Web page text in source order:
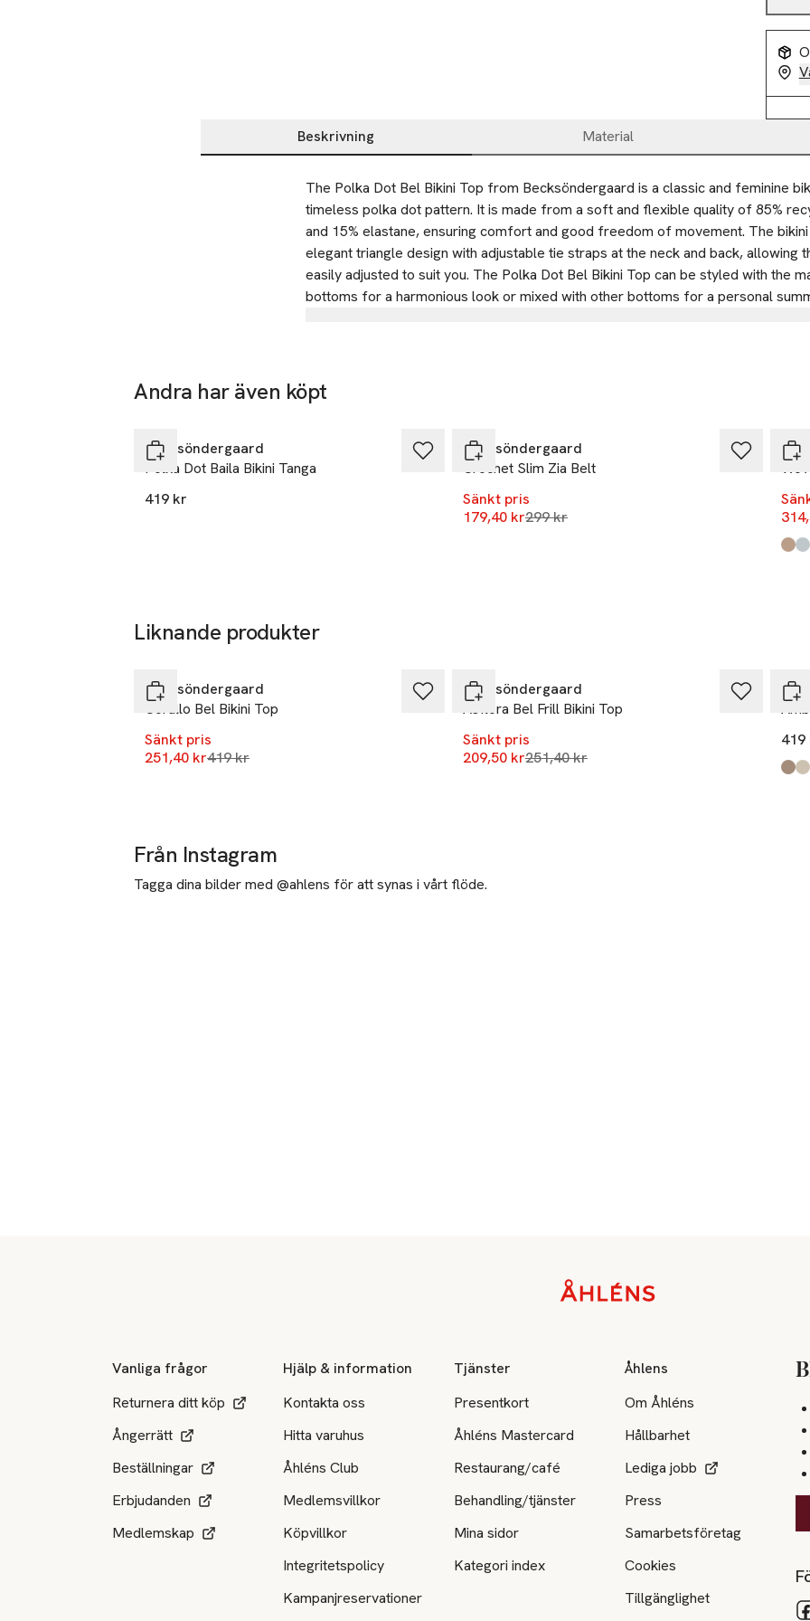
Beskrivning Material
Beskrivning
The Polka Dot Bel Bikini Top from Becksöndergaard is a classic and feminine
timeless polka dot pattern. It is made from a soft and flexible quality of 85%
and 15% elastane, ensuring comfort and good freedom of movement. The
elegant triangle design with adjustable tie straps at the neck and back, allowing
easily adjusted to suit you. The Polka Dot Bel Bikini Top can be styled with the
bottoms for a harmonious look or mixed with other bottoms for a personal
Emdrupvej 26D
2100 Copenhagen
email@becksondergaard.com
Andra har även köpt
Becksöndergaard
Polka Dot Baila Bikini Tanga
419 kr
Becksöndergaard
Crochet Slim Zia Belt
Sänkt pris
179,40 krLägsta pris 30 dagar
299 kr
Liknande produkter
Becksöndergaard
Corallo Bel Bikini Top
Sänkt pris
251,40 krLägsta pris 30 dagar
419 kr
Becksöndergaard
Asflora Bel Frill Bikini Top
Sänkt pris
209,50 krLägsta pris 30 dagar
251,40 kr
419
Från Instagram
Tagga dina bilder med @ahlens för att synas i vårt flöde.
Vanliga frågor
Returnera ditt köp
Ångerrätt
Beställningar
Erbjudanden
Medlemskap
Hjälp & information
Kontakta oss
Hitta varuhus
Åhléns Club
Medlemsvillkor
Köpvillkor
Integritetspolicy
Kampanjreservationer
Tjänster
Presentkort
Åhléns Mastercard
Restaurang/café
Behandling/tjänster
Mina sidor
Kategori index
Åhlens
Om Åhléns
Hållbarhet
Lediga jobb
Press
Samarbetsföretag
Cookies
Tillgänglighet